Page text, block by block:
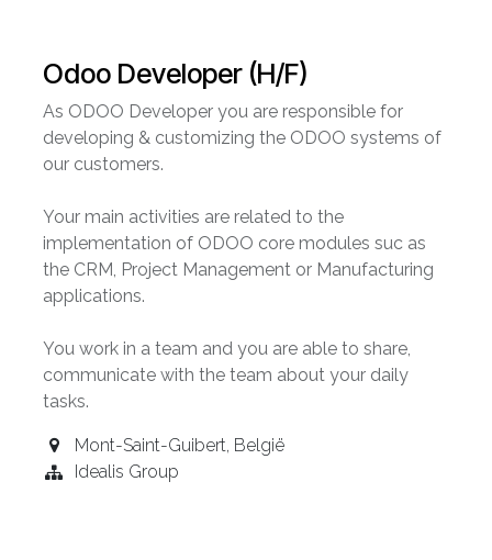
Odoo Developer (H/F)
As ODOO Developer you are responsible for
developing & customizing the ODOO systems of
our customers.
Your main activities are related to the
implementation of ODOO core modules suc as
the CRM, Project Management or Manufacturing
applications.
You work in a team and you are able to share,
communicate with the team about your daily
tasks.
Mont-Saint-Guibert, België
Idealis Group